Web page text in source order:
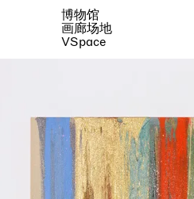
博物馆
画廊场地
VSpace